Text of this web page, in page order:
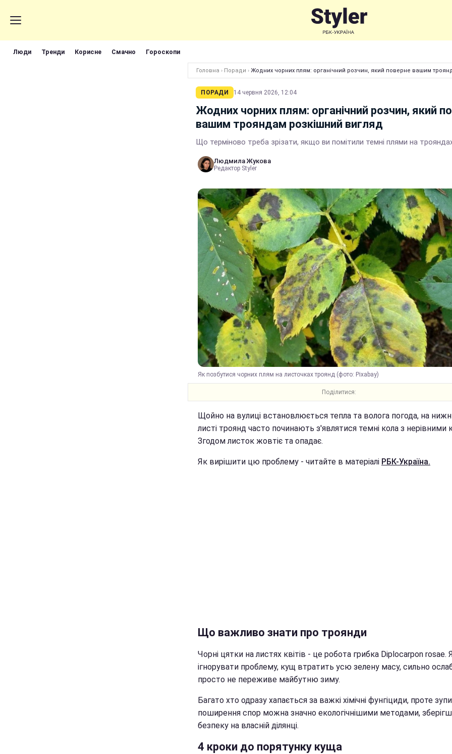
Люди Тренди Корисне Смачно Гороскопи
Головна › Поради › Жодних чорних плям: органічний розчин, який поверне вашим
ПОРАДИ 14 червня 2026, 12:04
Жодних чорних плям: органічний розчин, який
вашим трояндам розкішний вигляд
Що терміново треба зрізати, якщо ви помітили темні плями на
Людмила Жукова
Редактор Styler
Як позбутися чорних плям на листочках троянд (фото: Pixabay)
Поділитися:
Щойно на вулиці встановлюється тепла та волога погода, на
листі троянд часто починають з'являтися темні кола з нерівними
Згодом листок жовтіє та опадає.
Як вирішити цю проблему - читайте в матеріалі РБК-Україна.
Що важливо знати про троянди
Чорні цятки на листях квітів - це робота грибка Diplocarpon rosae.
ігнорувати проблему, кущ втратить усю зелену масу, сильно
просто не переживе майбутню зиму.
Багато хто одразу хапається за важкі хімічні фунгіциди, проте
поширення спор можна значно екологічнішими методами,
безпеку на власній ділянці.
4 кроки до порятунку куща